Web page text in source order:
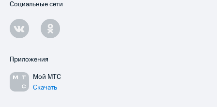
Социальные сети
Приложения
Мой МТС
Скачать